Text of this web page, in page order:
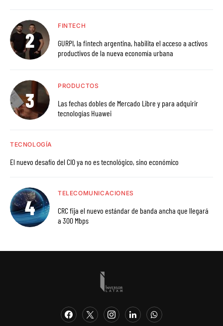
FINTECH
GURPI, la fintech argentina, habilita el acceso a activos
productivos de la nueva economía urbana
PRODUCTOS
Las fechas dobles de Mercado Libre y para adquirir
tecnologías Huawei
TECNOLOGÍA
El nuevo desafío del CIO ya no es tecnológico, sino económico
TELECOMUNICACIONES
CRC fija el nuevo estándar de banda ancha que llegará
a 300 Mbps